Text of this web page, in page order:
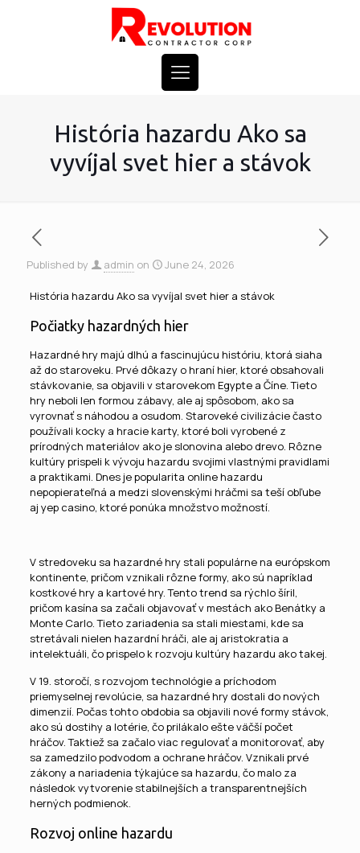
História hazardu Ako sa
vyvíjal svet hier a stávok
Published by admin on June 24, 2026
História hazardu Ako sa vyvíjal svet hier a stávok
Počiatky hazardných hier
Hazardné hry majú dlhú a fascinujúcu históriu, ktorá siaha
až do staroveku. Prvé dôkazy o hraní hier, ktoré obsahovali
stávkovanie, sa objavili v starovekom Egypte a Číne. Tieto
hry neboli len formou zábavy, ale aj spôsobom, ako sa
vyrovnať s náhodou a osudom. Staroveké civilizácie často
používali kocky a hracie karty, ktoré boli vyrobené z
prírodných materiálov ako je slonovina alebo drevo. Rôzne
kultúry prispeli k vývoju hazardu svojimi vlastnými pravidlami
a praktikami. Dnes je popularita online hazardu
nepopierateľná a medzi slovenskými hráčmi sa teší obľube
aj yep casino, ktoré ponúka množstvo možností.
V stredoveku sa hazardné hry stali populárne na európskom
kontinente, pričom vznikali rôzne formy, ako sú napríklad
kostkové hry a kartové hry. Tento trend sa rýchlo šíril,
pričom kasína sa začali objavovať v mestách ako Benátky a
Monte Carlo. Tieto zariadenia sa stali miestami, kde sa
stretávali nielen hazardní hráči, ale aj aristokratia a
intelektuáli, čo prispelo k rozvoju kultúry hazardu ako takej.
V 19. storočí, s rozvojom technológie a príchodom
priemyselnej revolúcie, sa hazardné hry dostali do nových
dimenzií. Počas tohto obdobia sa objavili nové formy stávok,
ako sú dostihy a lotérie, čo prilákalo ešte väčší počet
hráčov. Taktiež sa začalo viac regulovať a monitorovať, aby
sa zamedzilo podvodom a ochrane hráčov. Vznikali prvé
zákony a nariadenia týkajúce sa hazardu, čo malo za
následok vytvorenie stabilnejších a transparentnejších
herných podmienok.
Rozvoj online hazardu